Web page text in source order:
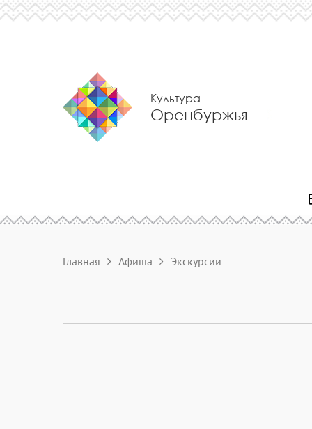
Культура
Оренбуржья
Главная Афиша Экскурсии